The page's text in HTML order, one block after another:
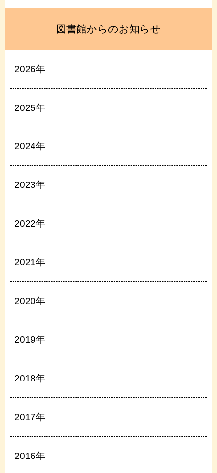
図書館からのお知らせ
2026年
2025年
2024年
2023年
2022年
2021年
2020年
2019年
2018年
2017年
2016年